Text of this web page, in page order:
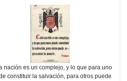
nación es un complejo, y lo que para uno
constituir la salvación, para otros puede